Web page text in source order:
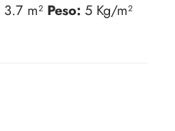
3.7 m² Peso: 5 Kg/m²